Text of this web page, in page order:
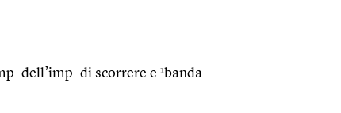
dell’imp. di scorrere e 1banda.